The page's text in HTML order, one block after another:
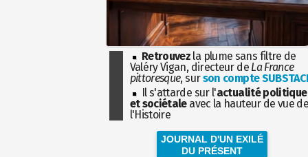
Retrouvez la plume sans filtre de
Valéry Vigan, directeur de La France
pittoresque, surson compte
Il s'attarde sur l'actualité politique
et sociétaleavec la hauteur de vue
l'Histoire
JOURNAL D'UN EXILÉ
DU PRÉSENT